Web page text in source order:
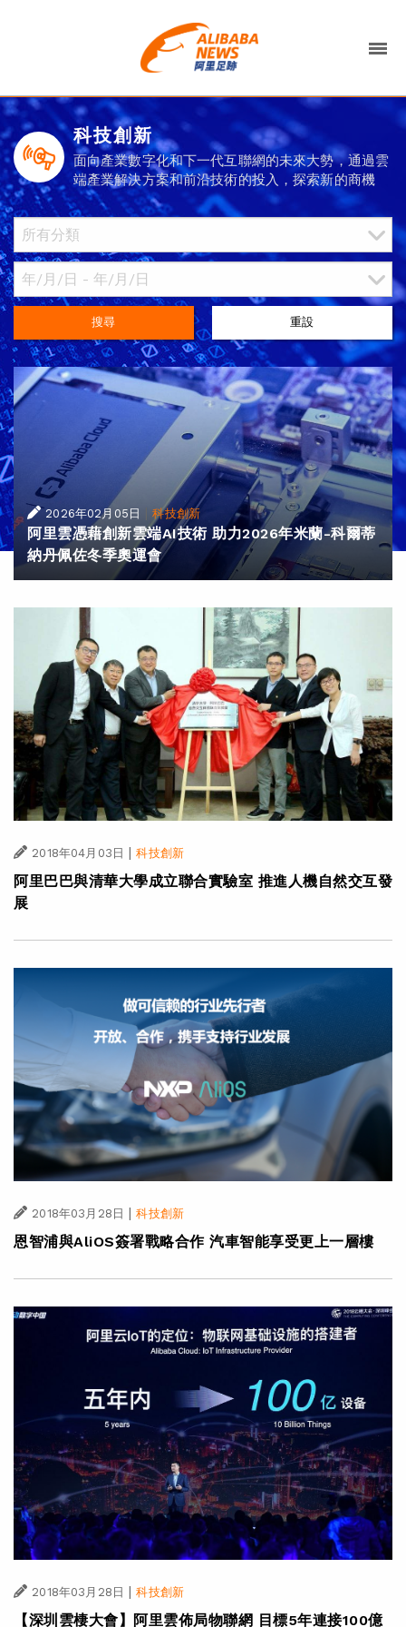
科技創新
面向產業數字化和下一代互聯網的未來大勢，通過雲
端產業解決方案和前沿技術的投入，探索新的商機
搜尋 重設
2026年02月05日 |科技創新
阿里雲憑藉創新雲端AI技術 助力2026年米蘭-科爾蒂
納丹佩佐冬季奧運會
2018年04月03日 | 科技創新
阿里巴巴與清華大學成立聯合實驗室 推進人機自然交互發
展
2018年03月28日 | 科技創新
恩智浦與AliOS簽署戰略合作 汽車智能享受更上一層樓
2018年03月28日 | 科技創新
【深圳雲棲大會】阿里雲佈局物聯網 目標5年連接100億